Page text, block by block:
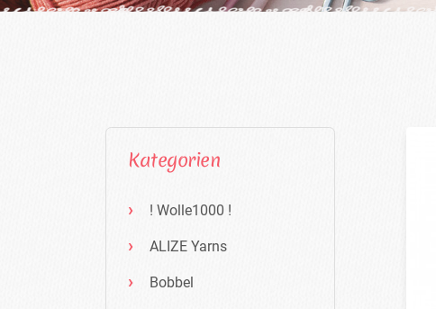
Kategorien
! Wolle1000 !
ALIZE Yarns
Bobbel